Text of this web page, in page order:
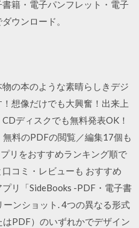
籍・電子パンフレット・電子
ウンロード。
の本のような素晴らしきデジ
想像だけでも大興奮！出来上
ディスクでも無料発表OK！
料のPDFの閲覧／編集17個も
リをおすすめランキング順で
コミ・レビューも おすすめ
リ「SideBooks -PDF・電子書
ンショット. 4つの異なる形式
はPDF）のいずれかでデザイン